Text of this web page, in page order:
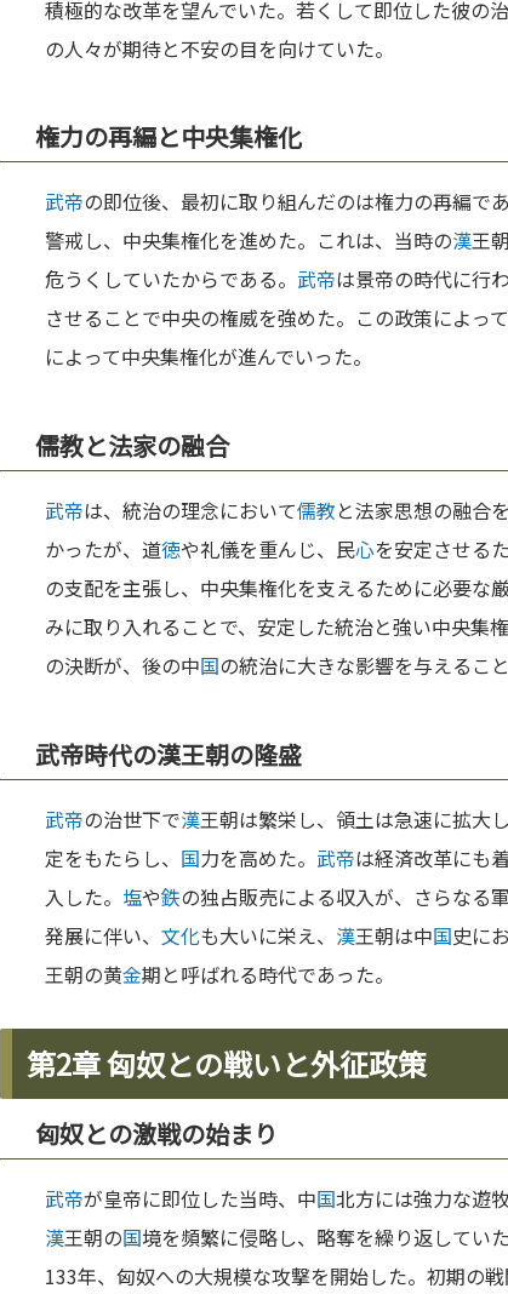
積極的な改革を望んでいた。若くして即位した彼の
の人々が期待と不安の目を向けていた。
権力の再編と中央集権化
武帝の即位後、最初に取り組んだのは権力の再編で
警戒し、中央集権化を進めた。これは、当時の漢王
危うくしていたからである。 武帝は景帝の時代に行
させることで中央の権威を強めた。この政策によって
によって中央集権化が進んでいった。
儒教と法家の融合
武帝は、統治の理念において儒教と法家思想の融合
かったが、道徳や礼儀を重んじ、民心を安定させる
の支配を主張し、中央集権化を支えるために必要な
みに取り入れることで、安定した統治と強い中央集
の決断が、後の中国の統治に大きな影響を与えるこ
武帝時代の漢王朝の隆盛
武帝の治世下で漢王朝は繁栄し、領土は急速に拡大
定をもたらし、 国力を高めた。 武帝は経済改革にも
入した。 塩や鉄の独占販売による収入が、さらなる
発展に伴い、 文化も大いに栄え、 漢王朝は中国史に
王朝の黄金期と呼ばれる時代であった。
第2章 匈奴との戦いと外征政策
匈奴との激戦の始まり
武帝が皇帝に即位した当時、中国北方には強力な遊
漢王朝の国境を頻繁に侵略し、略奪を繰り返していた
133年、匈奴への大規模な攻撃を開始した。初期の戦